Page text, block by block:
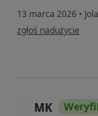
13 marca 2026 •
w opinii użytkownika
zgłoś nadużycie
MK